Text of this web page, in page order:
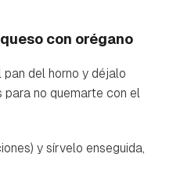
con orégano
del horno y déjalo
no quemarte con el
y sírvelo enseguida,